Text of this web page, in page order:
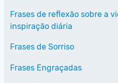
Frases de reflexão sobre a
inspiração diária
Frases de Sorriso
Frases Engraçadas